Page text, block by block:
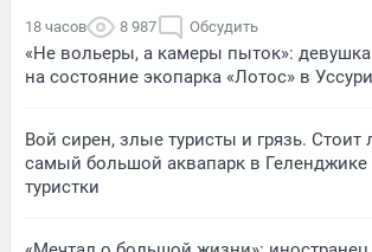
18 часов 8 987 Обсудить
«Не вольеры, а камеры пыток»:
на состояние экопарка «Лотос» в
Вой сирен, злые туристы и грязь. Стоит
самый большой аквапарк в
туристки